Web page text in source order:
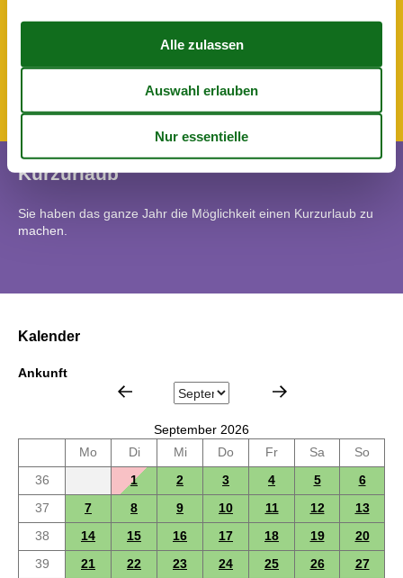
Grillmöglichkeit
Kurzurlaub
Sie haben das ganze Jahr die Möglichkeit einen Kurzurlaub zu
machen.
Kalender
Ankunft
September 2026
Mo
Di Mi Do Fr Sa
So
36
1 2 3 4 5
6
37
7 8 9 10 11 12
13
38
14 15 16 17 18 19
20
39
21 22 23 24 25 26
27